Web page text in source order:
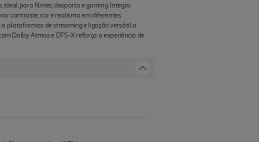
ideal para filmes, desporto e gaming. Integra
contraste, cor e realismo em diferentes
a plataformas de streaming e ligação versátil a
Dolby Atmos e DTS-X reforça a experiência de